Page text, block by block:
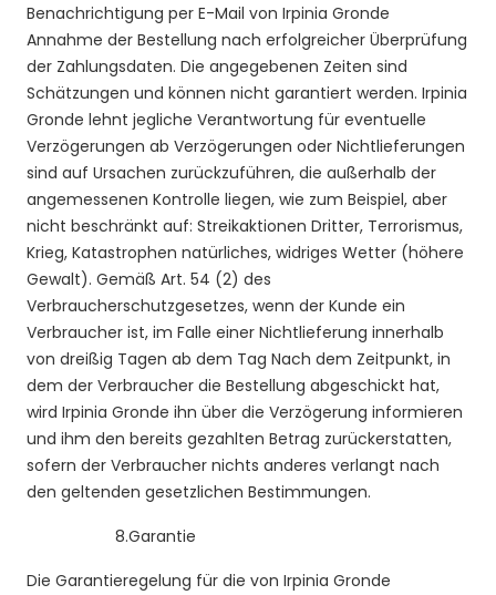
Benachrichtigung per E-Mail von Irpinia Gronde
Annahme der Bestellung nach erfolgreicher Überprüfung
der Zahlungsdaten. Die angegebenen Zeiten sind
Schätzungen und können nicht garantiert werden. Irpinia
Gronde lehnt jegliche Verantwortung für eventuelle
Verzögerungen ab Verzögerungen oder Nichtlieferungen
sind auf Ursachen zurückzuführen, die außerhalb der
angemessenen Kontrolle liegen, wie zum Beispiel, aber
nicht beschränkt auf: Streikaktionen Dritter, Terrorismus,
Krieg, Katastrophen natürliches, widriges Wetter (höhere
Gewalt). Gemäß Art. 54 (2) des
Verbraucherschutzgesetzes, wenn der Kunde ein
Verbraucher ist, im Falle einer Nichtlieferung innerhalb
von dreißig Tagen ab dem Tag Nach dem Zeitpunkt, in
dem der Verbraucher die Bestellung abgeschickt hat,
wird Irpinia Gronde ihn über die Verzögerung informieren
und ihm den bereits gezahlten Betrag zurückerstatten,
sofern der Verbraucher nichts anderes verlangt nach
den geltenden gesetzlichen Bestimmungen.
8.Garantie
Die Garantieregelung für die von Irpinia Gronde